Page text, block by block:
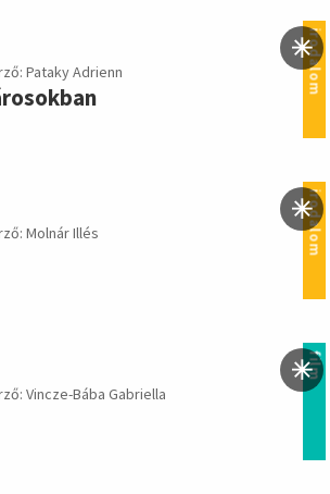
irodalom
Pataky Adrienn
irodalom
Molnár Illés
film
Vincze-Bába Gabriella